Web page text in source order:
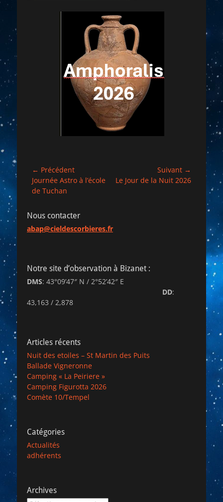
Navigation
de
l’article
← Précédent
Article
précédent :
Journée Astro à l’école
de Tuchan
Suivant →
Article
Le Jour de la Nuit 2026
Nous contacter
abap@cieldescorbieres.fr
Notre site d’observation à Bizanet :
DMS: 43°09’47″ N / 2°52’42″ E
DD:
43,163 / 2,878
Articles récents
Nuit des etoiles – St Martin des Puits
Ballade Vigneronne
Camping « La Peiriere »
Camping Figurotta 2026
Comète 10/Tempel
Catégories
Actualités
adhérents
Archives